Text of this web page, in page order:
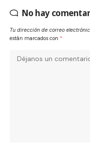
No hay
Tu dirección de correo
están marcados con *